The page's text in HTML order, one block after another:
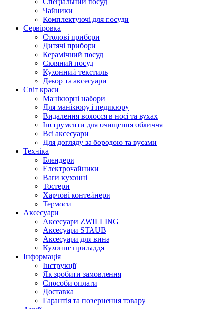
Cпеціальний посуд
Чайники
Комплектуючі для посуди
Сервіровка
Столові прибори
Дитячі прибори
Керамічний посуд
Скляний посуд
Кухонний текстиль
Декор та аксесуари
Світ краси
Манікюрні набори
Для манікюру і педикюру
Видалення волосся в носі та вухах
Інструменти для очищення обличчя
Всі аксесуари
Для догляду за бородою та вусами
Техніка
Блендери
Електрочайники
Ваги кухонні
Тостери
Харчові контейнери
Термоси
Аксесуари
Аксесуари ZWILLING
Аксесуари STAUB
Аксесуари для вина
Кухонне приладдя
Інформація
Інструкції
Як зробити замовлення
Способи оплати
Доставка
Гарантія та повернення товару